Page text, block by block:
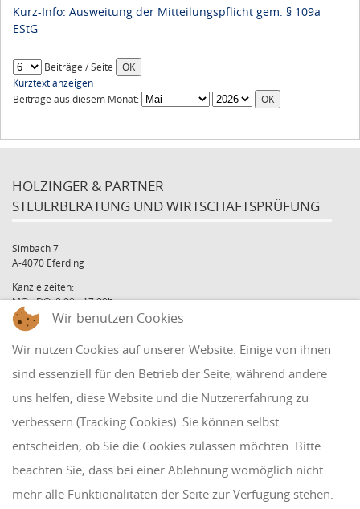
Kurz-Info: Ausweitung der Mitteilungspflicht gem. § 109a
EStG
Beiträge / Seite
Kurztext anzeigen
Beiträge aus diesem Monat:
HOLZINGER & PARTNER
STEUERBERATUNG UND WIRTSCHAFTSPRÜFUNG
Simbach 7
A-4070 Eferding
Kanzleizeiten:
MO - DO: 8:00 - 17:00h
FR: 8:00 - 12:00h
Tel: +43 7272 39 79 - 0
Fax: +43 7272 39 79 - 9
QUICKLINKS
Klientenbereich
Disclaimer
Wir benutzen Cookies
Wir nutzen Cookies auf unserer Website. Einige von ihnen
sind essenziell für den Betrieb der Seite, während andere
uns helfen, diese Website und die Nutzererfahrung zu
verbessern (Tracking Cookies). Sie können selbst
entscheiden, ob Sie die Cookies zulassen möchten. Bitte
beachten Sie, dass bei einer Ablehnung womöglich nicht
mehr alle Funktionalitäten der Seite zur Verfügung stehen.